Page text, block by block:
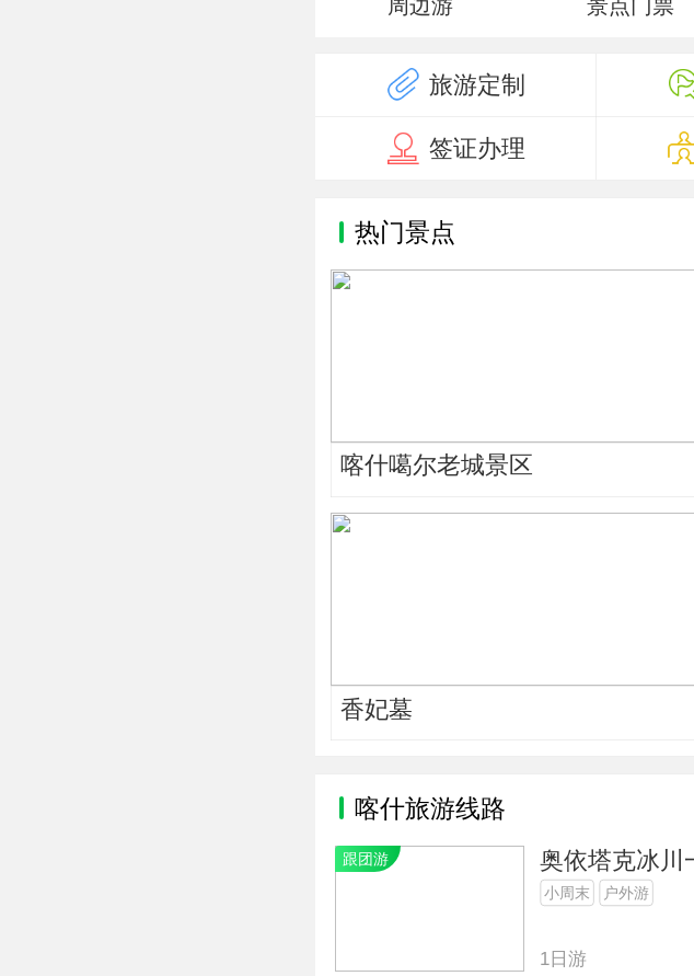
周边游 景点门票
旅游定制
签证办理
热门景点
喀什噶尔老城景区
香妃墓
喀什旅游线路
跟团游 奥依塔克冰川
小周末 户外游
1日游